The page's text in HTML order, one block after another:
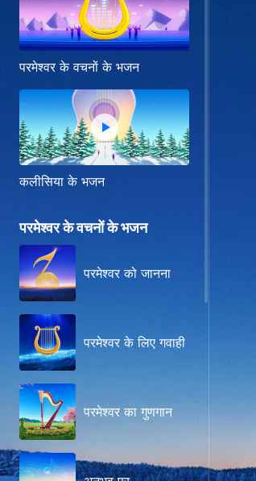
परमेश्वर के वचनों के भजन
कलीसिया के भजन
परमेश्वर के वचनों के भजन
परमेश्वर को जानना
परमेश्वर के लिए गवाही
परमेश्वर का गुणगान